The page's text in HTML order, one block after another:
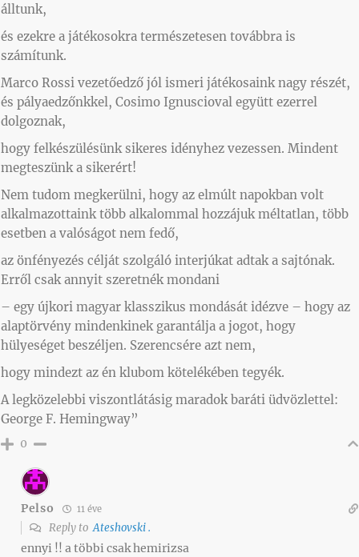
álltunk,
és ezekre a játékosokra természetesen továbbra is
számítunk.
Marco Rossi vezetőedző jól ismeri játékosaink nagy részét,
és pályaedzőnkkel, Cosimo Ignuscioval együtt ezerrel
dolgoznak,
hogy felkészülésünk sikeres idényhez vezessen. Mindent
megteszünk a sikerért!
Nem tudom megkerülni, hogy az elmúlt napokban volt
alkalmazottaink több alkalommal hozzájuk méltatlan, több
esetben a valóságot nem fedő,
az önfényezés célját szolgáló interjúkat adtak a sajtónak.
Erről csak annyit szeretnék mondani
– egy újkori magyar klasszikus mondását idézve – hogy az
alaptörvény mindenkinek garantálja a jogot, hogy
hülyeséget beszéljen. Szerencsére azt nem,
hogy mindezt az én klubom kötelékében tegyék.
A legközelebbi viszontlátásig maradok baráti üdvözlettel:
George F. Hemingway”
0
Pelso 11 éve
Reply toAteshovski .
ennyi !! a többi csak hemirizsa